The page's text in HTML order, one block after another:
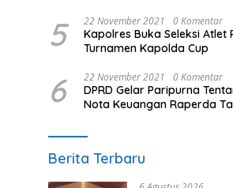
5 22 November 2021 0 Komentar
Kapolres Buka Seleksi Atlet
Turnamen Kapolda Cup
6 22 November 2021 0 Komentar
DPRD Gelar Paripurna
Nota Keuangan Raperda
Berita Terbaru